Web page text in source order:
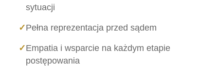
sytuacji
✓Pełna reprezentacja przed sądem
✓Empatia i wsparcie na każdym etapie
postępowania